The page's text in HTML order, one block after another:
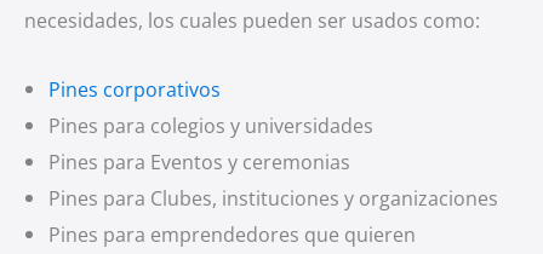
necesidades, los cuales pueden ser usados como:
Pines corporativos
Pines para colegios y universidades
Pines para Eventos y ceremonias
Pines para Clubes, instituciones y organizaciones
Pines para emprendedores que quieren